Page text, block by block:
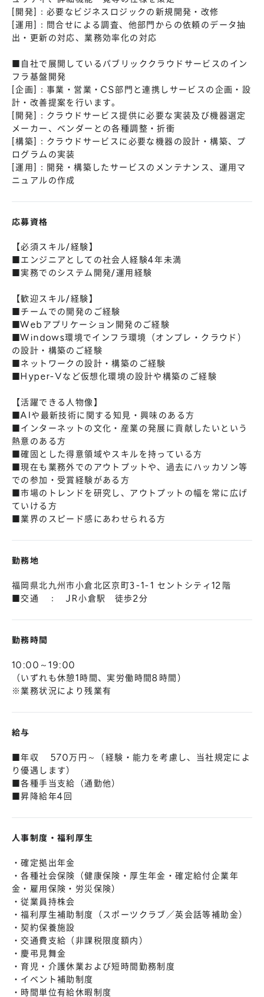
[開発]：必要なビジネスロジックの新規開発・改修
[運用]：問合せによる調査、他部門からの依頼のデータ抽
出・更新の対応、業務効率化の対応
■自社で展開しているパブリッククラウドサービスのイン
フラ基盤開発
[企画]：事業・営業・CS部門と連携しサービスの企画・設
計・改善提案を行います。
[開発]：クラウドサービス提供に必要な実装及び機器選定
メーカー、ベンダーとの各種調整・折衝
[構築]：クラウドサービスに必要な機器の設計・構築、プ
ログラムの実装
[運用]：開発・構築したサービスのメンテナンス、運用マ
ニュアルの作成
応募資格
【必須スキル/経験】
■エンジニアとしての社会人経験4年未満
■実務でのシステム開発/運用経験
【歓迎スキル/経験】
■チームでの開発のご経験
■Webアプリケーション開発のご経験
■Windows環境でインフラ環境（オンプレ・クラウド）
の設計・構築のご経験
■ネットワークの設計・構築のご経験
■Hyper-Vなど仮想化環境の設計や構築のご経験
【活躍できる人物像】
■AIや最新技術に関する知見・興味のある方
■インターネットの文化・産業の発展に貢献したいという
熱意のある方
■確固とした得意領域やスキルを持っている方
■現在も業務外でのアウトプットや、過去にハッカソン等
での参加・受賞経験がある方
■市場のトレンドを研究し、アウトプットの幅を常に広げ
ていける方
■業界のスピード感にあわせられる方
勤務地
福岡県北九州市小倉北区京町3-1-1 セントシティ12階
■交通 ： JR小倉駅 徒歩2分
勤務時間
10:00～19:00
（いずれも休憩1時間、実労働時間8時間）
※業務状況により残業有
給与
■年収 570万円～（経験・能力を考慮し、当社規定によ
り優遇します）
■各種手当支給（通勤他）
■昇降給年4回
人事制度・福利厚生
・確定拠出年金
・各種社会保険（健康保険・厚生年金・確定給付企業年
金・雇用保険・労災保険）
・従業員持株会
・福利厚生補助制度（スポーツクラブ／英会話等補助金）
・契約保養施設
・交通費支給（非課税限度額内）
・慶弔見舞金
・育児・介護休業および短時間勤務制度
・イベント補助制度
・時間単位有給休暇制度